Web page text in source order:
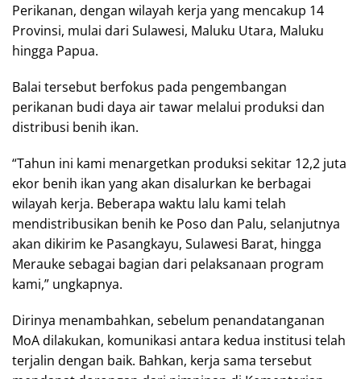
Perikanan, dengan wilayah kerja yang mencakup 14
Provinsi, mulai dari Sulawesi, Maluku Utara, Maluku
hingga Papua.
Balai tersebut berfokus pada pengembangan
perikanan budi daya air tawar melalui produksi dan
distribusi benih ikan.
“Tahun ini kami menargetkan produksi sekitar 12,2 juta
ekor benih ikan yang akan disalurkan ke berbagai
wilayah kerja. Beberapa waktu lalu kami telah
mendistribusikan benih ke Poso dan Palu, selanjutnya
akan dikirim ke Pasangkayu, Sulawesi Barat, hingga
Merauke sebagai bagian dari pelaksanaan program
kami,” ungkapnya.
Dirinya menambahkan, sebelum penandatanganan
MoA dilakukan, komunikasi antara kedua institusi telah
terjalin dengan baik. Bahkan, kerja sama tersebut